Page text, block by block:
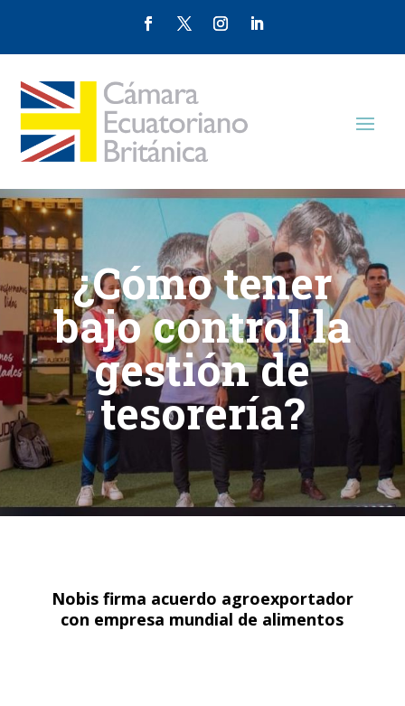
¿Cómo tener
bajo control la
gestión de
tesorería?
Nobis firma acuerdo agroexportador
con empresa mundial de alimentos